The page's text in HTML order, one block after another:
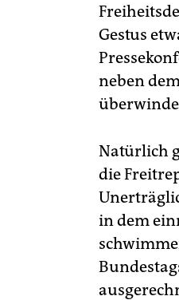
Gestus
neben
Natürlich
die
in dem